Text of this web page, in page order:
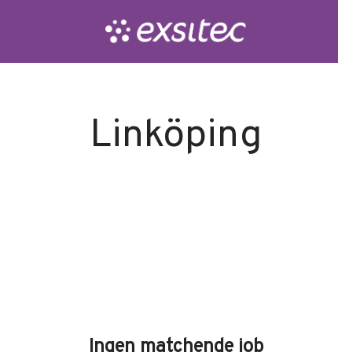
Linköping
Ingen matchende job